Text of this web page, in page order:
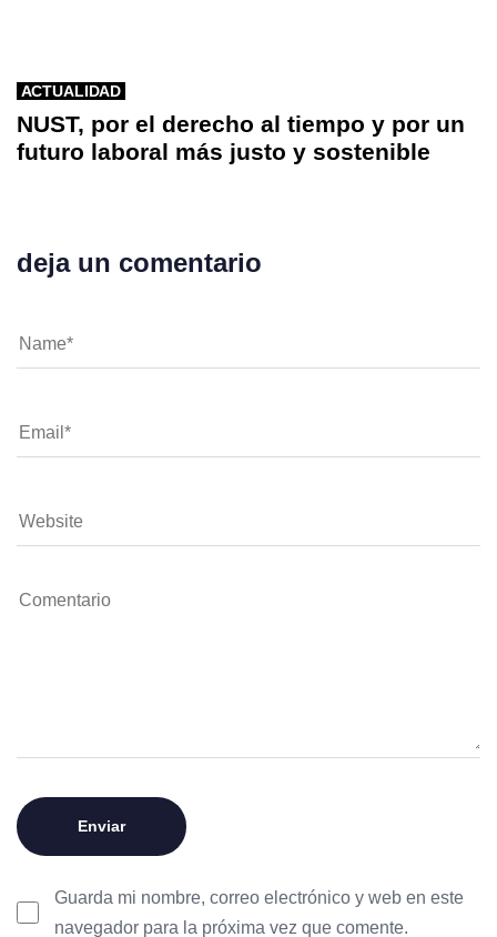
ACTUALIDAD
NUST, por el derecho al tiempo y por un
futuro laboral más justo y sostenible
deja un comentario
Guarda mi nombre, correo electrónico y web en este
navegador para la próxima vez que comente.